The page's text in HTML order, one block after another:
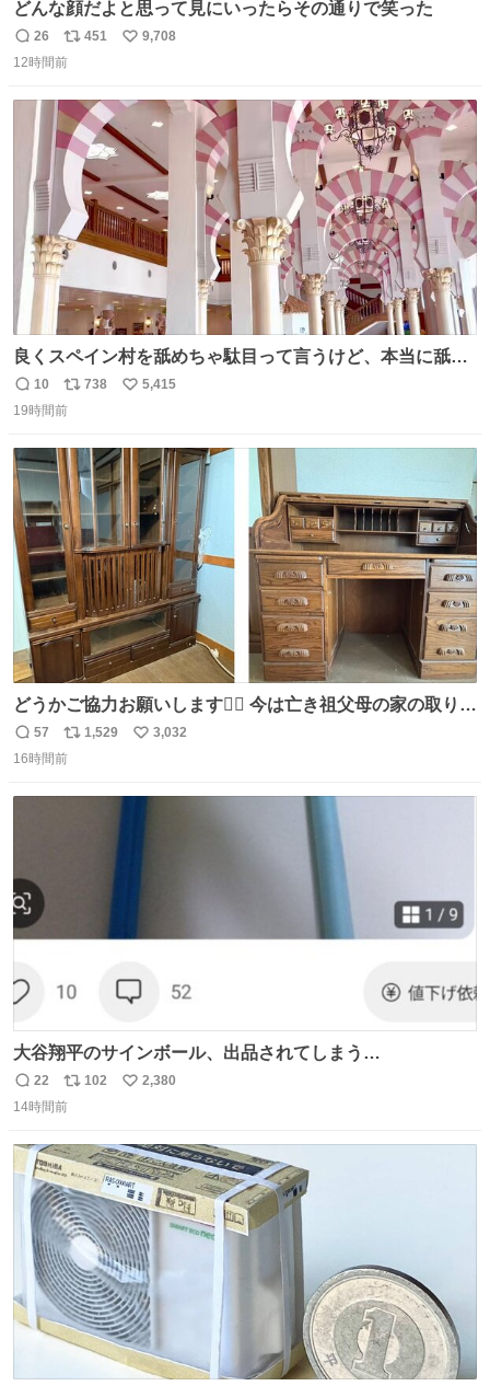
どんな顔だよと思って見にいったらその通りで笑った
返
信
26
リ
ポ
ト
数
451
い
9,708
12時間前
良くスペイン村を舐めちゃ駄目って言うけど、本当に舐め
ちゃ行けないのはスペィン村ホテル🏛🏨 だってロビーから
中庭抜けるだけでこの有様🤩 ディズニーホテル泊まってる
ニャは益々素晴らしい場所になってる
返
信
10
リ
ポ
ト
数
738
い
数
5,415
19時間前
どうかご協力お願いします🙇‍♂️ 今は亡き祖父母の家の取り壊
しが決まり、どうしても処分して欲しくない食器棚と机の
引き取り手を探しております この2つは私の祖母が当初一
さで亡くなりましたが、この家具達をとても大切にしてお
返
信
57
リ
ポ
1,529
い
3,032
16時間前
大谷翔平のサインボール、出品されてしまう…
返
信
22
リ
ポ
ト
数
102
い
数
2,380
14時間前